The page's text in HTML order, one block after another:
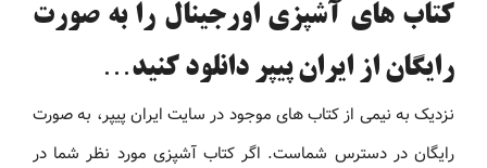
کتاب های آشپزی اورجینال را به صورت
رایگان از ایران پیپر دانلود کنید…
نزدیک به نیمی از کتاب های موجود در سایت ایران پیپر، به صورت
رایگان در دسترس شماست. اگر کتاب آشپزی مورد نظر شما در